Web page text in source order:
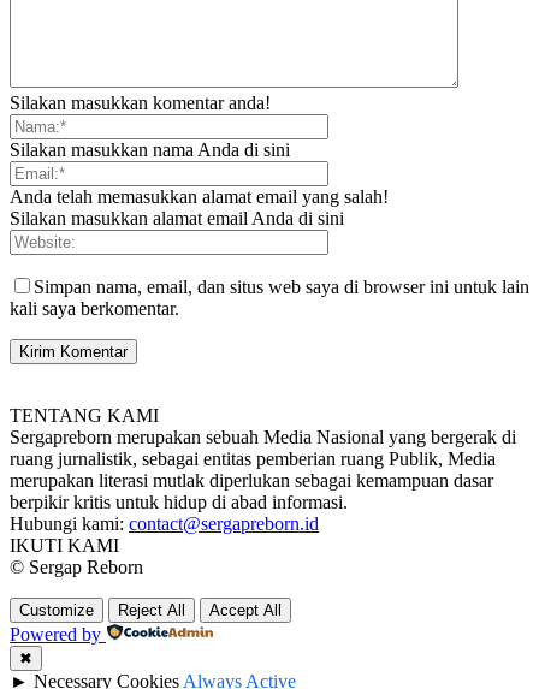
Silakan masukkan komentar anda!
Silakan masukkan nama Anda di sini
Anda telah memasukkan alamat email yang salah!
Silakan masukkan alamat email Anda di sini
Simpan nama, email, dan situs web saya di browser ini untuk lain
kali saya berkomentar.
TENTANG KAMI
Sergapreborn merupakan sebuah Media Nasional yang bergerak di
ruang jurnalistik, sebagai entitas pemberian ruang Publik, Media
merupakan literasi mutlak diperlukan sebagai kemampuan dasar
berpikir kritis untuk hidup di abad informasi.
Hubungi kami: contact@sergapreborn.id
IKUTI KAMI
© Sergap Reborn
Customize Reject All Accept All
Powered by
✖
► Necessary Cookies Always Active